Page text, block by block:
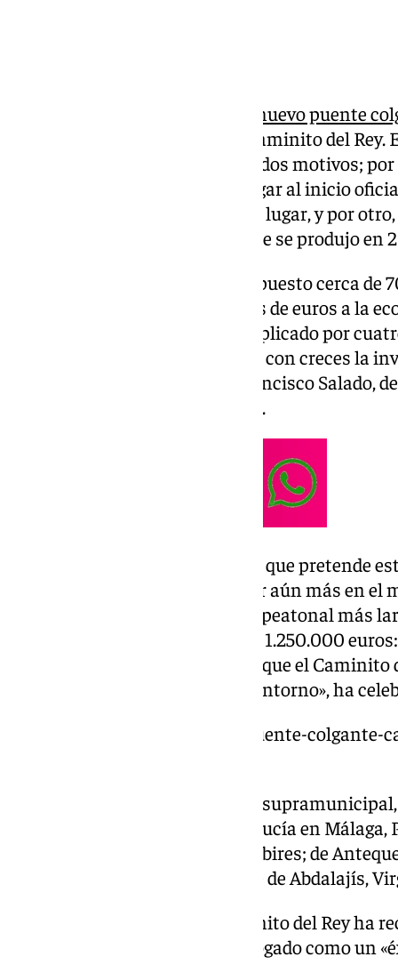
nuevo puente
pretende sumar atractivos al Caminito del
malagueño esta de celebración dos motivos;
de la primera pieza, que dará lugar al inicio
un nuevo puente peatonal en el lugar, y por
aniversario de su reapertura, que se produjo en
«La inversión que se hizo ha supuesto cerca
impacto de cerca de 70 millones de euros a la
capacidad alojativa se ha multiplicado por
muestran que se ha recuperado con creces la
presidente de la Diputación Francisco Salado,
nuevo puente ofrecerá al paraje.
La instalación de esta pasarela, que pretende
mismo año, servirá para colocar aún más en el
contará con el puente colgante peatonal más
planteada en un principio es de 1.250.000
lo exclusivo, y este puente hará que el
más impacto económico en el entorno», ha
https://www.101tv.es/nuevo-puente-
Además del presidente del ente
la delegada de la Junta de Andalucía en
de Álora, Francisco Martínez Subires; de
Juan Alberto Naranjo; y de Valle de Abdalajís,
En esta última década, el Caminito del Rey ha
turistas, lo que Salado ha catalogado como un